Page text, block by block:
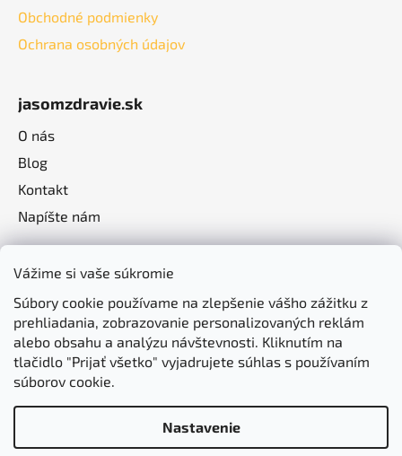
Vážime si vaše súkromie
Súbory cookie používame na zlepšenie vášho zážitku z
prehliadania, zobrazovanie personalizovaných reklám
alebo obsahu a analýzu návštevnosti. Kliknutím na
tlačidlo "Prijať všetko" vyjadrujete súhlas s používaním
súborov cookie.
Nastavenie
Obchodné podmienky
Ochrana osobných údajov
jasomzdravie.sk
O nás
Blog
Kontakt
Napíšte nám